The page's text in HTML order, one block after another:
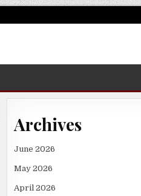
Archives
June 2026
May 2026
April 2026